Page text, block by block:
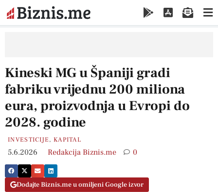
Kineski MG u Španiji gradi
fabriku vrijednu 200 miliona
eura, proizvodnja u Evropi do
2028. godine
INVESTICIJE, KAPITAL
5.6.2026 Redakcija Biznis.me 0
Dodajte Biznis.me u omiljeni Google izvor